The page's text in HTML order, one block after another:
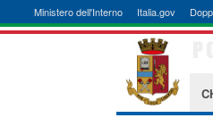
Ministero dell'Interno Italia.gov